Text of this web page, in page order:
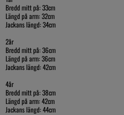
Bredd mitt på: 33cm
Längd på arm: 32cm
Jackans längd: 34cm
2år
Bredd mitt på: 36cm
Längd på arm: 36cm
Jackans längd: 42cm
4år
Bredd mitt på: 38cm
Längd på arm: 42cm
Jackans längd: 44cm